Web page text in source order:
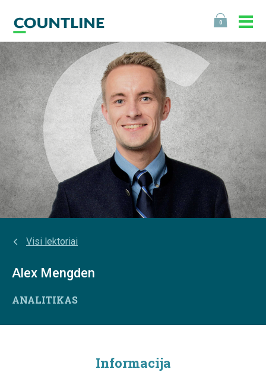
0
Visi lektoriai
Alex Mengden
ANALITIKAS
Informacija